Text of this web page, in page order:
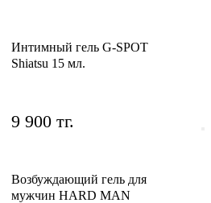
Интимный гель G-SPOT
Shiatsu 15 мл.
9 900 тг.
Возбуждающий гель для
мужчин HARD MAN